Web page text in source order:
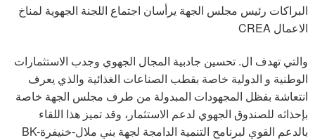
البراكات رئيس مجلس الجهة يرأسان اجتماع اللجنة الجهوية لمناخ
الاعمال CREA
والتي تهدف ال. تحسين جادبية المجال الجهوي وجدب الاستثمارات
الوطنية و الدولية خاصة بقطب الصناعات الغذائية والذي يعرف
انتعاشة بفظل المجهودات المبدولة من طرف مجلس الجهة خاصة
بإحذاثه للصندوق الجهوي لدعم الاستثمار، وقد تميز هذا اللقاء
بالدعم القوي لبرنامح التنمية الدامجة لجهة بني ملال-خنيفرةBK-